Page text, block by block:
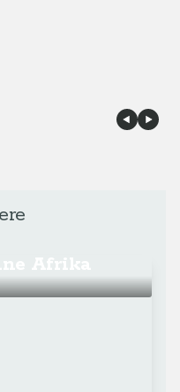
Afrika